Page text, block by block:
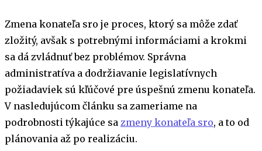
Zmena konateľa sro je proces, ktorý sa môže zdať
zložitý, avšak s potrebnými informáciami a krokmi
sa dá zvládnuť bez problémov. Správna
administratíva a dodržiavanie legislatívnych
požiadaviek sú kľúčové pre úspešnú zmenu konateľa.
V nasledujúcom článku sa zameriame na
podrobnosti týkajúce sa zmeny konateľa sro, a to od
plánovania až po realizáciu.